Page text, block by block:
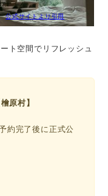
公式サイトより引用
ト空間でリフレッシュ
原村】
約完了後に正式公